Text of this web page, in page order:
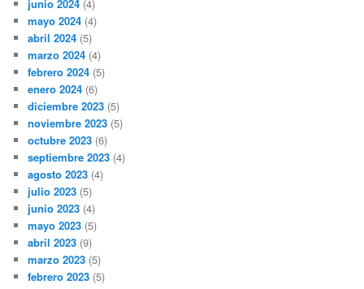
junio 2024 (4)
mayo 2024 (4)
abril 2024 (5)
marzo 2024 (4)
febrero 2024 (5)
enero 2024 (6)
diciembre 2023 (5)
noviembre 2023 (5)
octubre 2023 (6)
septiembre 2023 (4)
agosto 2023 (4)
julio 2023 (5)
junio 2023 (4)
mayo 2023 (5)
abril 2023 (9)
marzo 2023 (5)
febrero 2023 (5)